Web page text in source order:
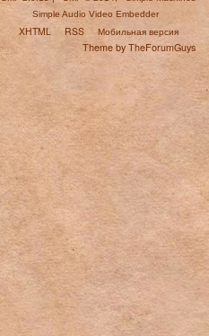
Simple Audio Video Embedder
XHTML RSS
Мобильная версия
Theme by TheForumGuys